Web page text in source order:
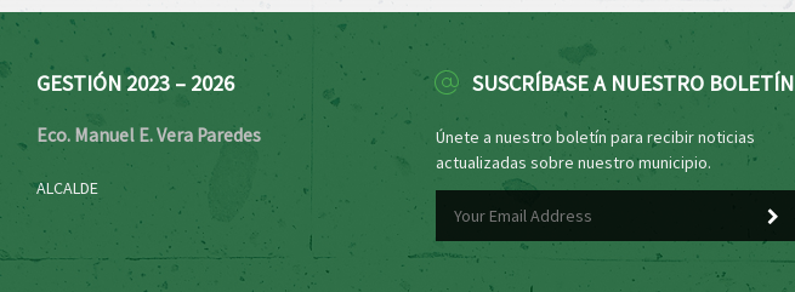
GESTIÓN 2023 – 2026
Eco. Manuel E. Vera Paredes
ALCALDE
SUSCRÍBASE A NUESTRO BOLETÍN
Únete a nuestro boletín para recibir noticias
actualizadas sobre nuestro municipio.